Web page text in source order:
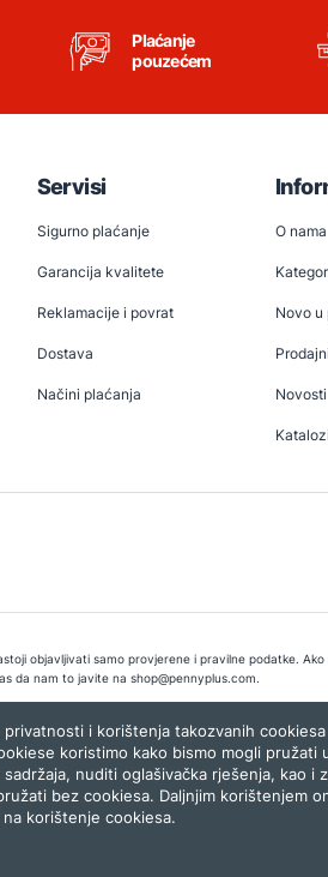
Plaćanje
pouzećem
Servisi
Sigurno plaćanje
Garancija kvalitete
Reklamacije i povrat
Dostava
Načini plaćanja
O nama
Novo u
Novosti
Katalozi
objavljivati samo provjerene i pravilne podatke.
da nam to javite na shop@pennyplus.com.
Sarajevo.Dizajn i programiranje:Lampa.ba
i korištenja takozvanih
koristimo kako bismo mogli pružati
nuditi oglašivačka rješenja, kao i
bez cookiesa. Daljnjim korištenjem
korištenje cookiesa.